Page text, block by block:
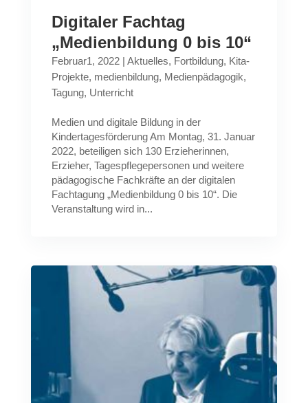
Digitaler Fachtag
„Medienbildung 0 bis 10“
Februar1, 2022| Aktuelles, Fortbildung, Kita-
Projekte, medienbildung, Medienpädagogik,
Tagung, Unterricht
Medien und digitale Bildung in der
Kindertagesförderung Am Montag, 31. Januar
2022, beteiligen sich 130 Erzieherinnen,
Erzieher, Tagespflegepersonen und weitere
pädagogische Fachkräfte an der digitalen
Fachtagung „Medienbildung 0 bis 10“. Die
Veranstaltung wird in...